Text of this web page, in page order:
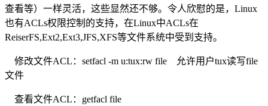
查看等）一样灵活，这些显然还不够。令人欣慰的是，Linux
也有ACLs权限控制的支持，在Linux中ACLs在
ReiserFS,Ext2,Ext3,JFS,XFS等文件系统中受到支持。
修改文件ACL：setfacl -m u:tux:rw file 允许用户tux读写file
文件
查看文件ACL：getfacl file